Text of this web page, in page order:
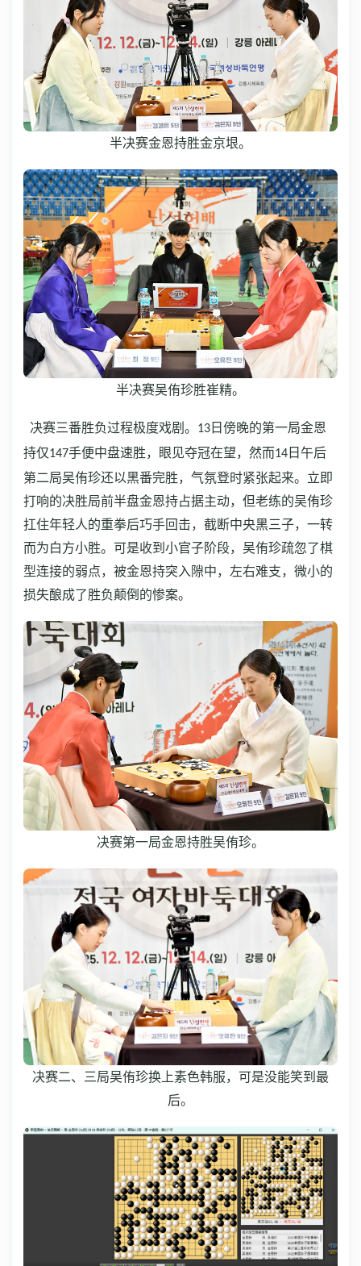
半决赛金恩持胜金京垠。
半决赛吴侑珍胜崔精。
决赛三番胜负过程极度戏剧。 13 日傍晚的第一局金恩
持仅147手便中盘速胜，眼见夺冠在望，然而14 日午后
第二局吴侑珍还以黑番完胜，气氛登时紧张起来。立即
打响的决胜局前半盘金恩持占据主动，但老练的吴侑珍
扛住年轻人的重拳后巧手回击，截断中央黑三子，一转
而为白方小胜。可是收到小官子阶段，吴侑珍疏忽了棋
型连接的弱点，被金恩持突入隙中，左右难支，微小的
损失酿成了胜负颠倒的惨案。
决赛第一局金恩持胜吴侑珍。
决赛二、三局吴侑珍换上素色韩服，可是没能笑到最
后。